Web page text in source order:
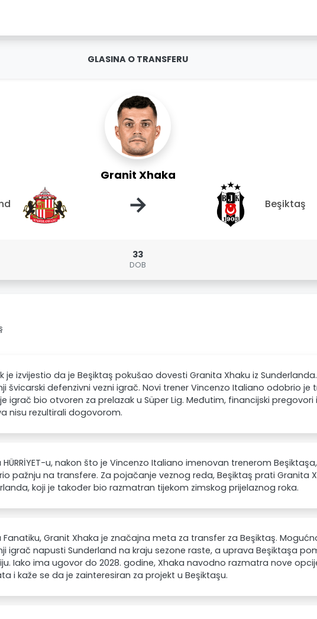
GLASINA O TRANSFERU
Granit Xhaka
→ Beşiktaş
33
DOB
je izvijestio da je Beşiktaş pokušao dovesti Granita Xhaku iz
švicarski defenzivni vezni igrač. Novi trener Vincenzo Italiano odobrio je
igrač bio otvoren za prelazak u Süper Lig. Međutim, financijski pregovori
nisu rezultirali dogovorom.
HÜRRİYET-u, nakon što je Vincenzo Italiano imenovan trenerom
pažnju na transfere. Za pojačanje veznog reda, Beşiktaş prati Granita
koji je također bio razmatran tijekom zimskog prijelaznog roka.
Fanatiku, Granit Xhaka je značajna meta za transfer za Beşiktaş.
igrač napusti Sunderland na kraju sezone raste, a uprava Beşiktaşa
Iako ima ugovor do 2028. godine, Xhaka navodno razmatra nove
i kaže se da je zainteresiran za projekt u Beşiktaşu.